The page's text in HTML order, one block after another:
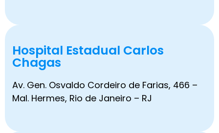
Hospital Estadual Carlos
Chagas
Av. Gen. Osvaldo Cordeiro de Farias, 466 –
Mal. Hermes, Rio de Janeiro – RJ